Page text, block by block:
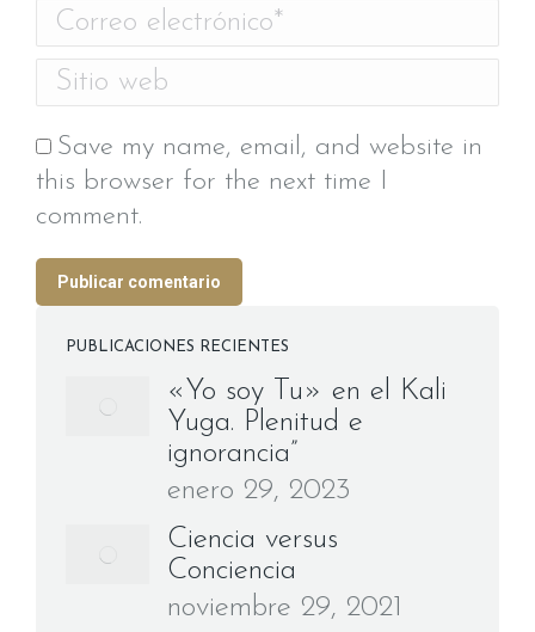
Correo electrónico *
Sitio web
Save my name, email, and website in
this browser for the next time I
comment.
Publicar comentario
PUBLICACIONES RECIENTES
«Yo soy Tu» en el Kali
Yuga. Plenitud e
ignorancia”
enero 29, 2023
Ciencia versus
Conciencia
noviembre 29, 2021